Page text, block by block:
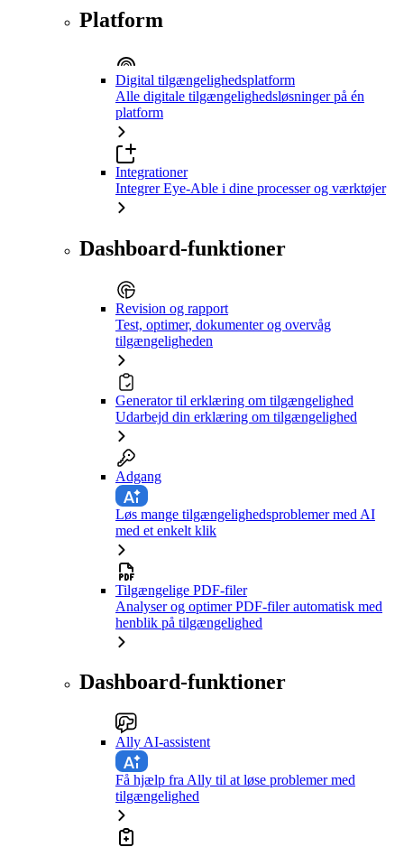
Platform
Digital tilgængelighedsplatform
Alle digitale tilgængelighedsløsninger på én
platform
Integrationer
Integrer Eye-Able i dine processer og værktøjer
Dashboard-funktioner
Revision og rapport
Test, optimer, dokumenter og overvåg
tilgængeligheden
Generator til erklæring om tilgængelighed
Udarbejd din erklæring om tilgængelighed
Adgang
Løs mange tilgængelighedsproblemer med AI
med et enkelt klik
Tilgængelige PDF-filer
Analyser og optimer PDF-filer automatisk med
henblik på tilgængelighed
Dashboard-funktioner
Ally AI-assistent
Få hjælp fra Ally til at løse problemer med
tilgængelighed